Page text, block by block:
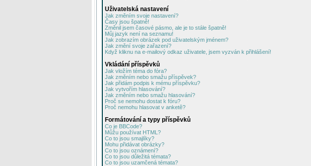
Uživatelská nastavení
Jak změním svoje nastavení?
Časy jsou špatně!
Změnil jsem časové pásmo, ale je to stále špatně!
Můj jazyk není na seznamu!
Jak zobrazím obrázek pod uživatelským jménem?
Jak změní svoje zařazení?
Když kliknu na e-mailový odkaz uživatele, jsem vyzván k přihlášení!
Vkládání příspěvků
Jak vložím téma do fóra?
Jak změním nebo smažu příspěvek?
Jak přidám podpis k mému příspěvku?
Jak vytvořím hlasování?
Jak změním nebo smažu hlasování?
Proč se nemohu dostat k fóru?
Proč nemohu hlasovat v anketě?
Formátování a typy příspěvků
Co je BBCode?
Můžu používat HTML?
Co to jsou smajlíky?
Mohu přidávat obrázky?
Co to jsou oznámení?
Co to jsou důležitá témata?
Co to jsou uzamčená témata?